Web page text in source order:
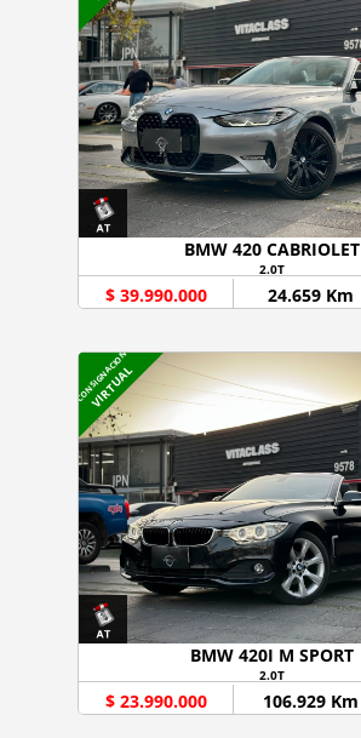
BMW 420 CABRIOLET
2.0T
$ 39.990.000 24.659 Km
CONSIGNACION
VIRTUAL
BMW 420I M SPORT
2.0T
$ 23.990.000 106.929 Km